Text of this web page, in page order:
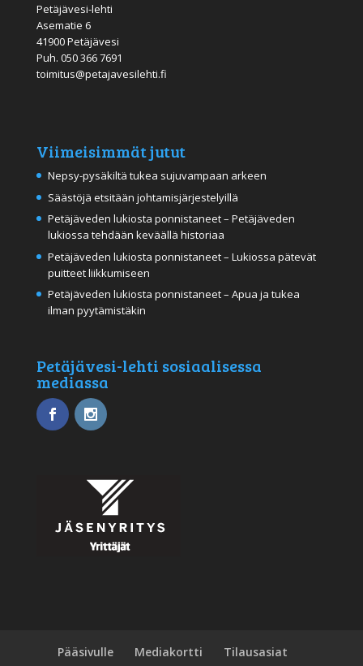
Petäjävesi-lehti
Asematie 6
41900 Petäjävesi
Puh. 050 366 7691
toimitus@petajavesilehti.fi
Viimeisimmät jutut
Nepsy-pysäkiltä tukea sujuvampaan arkeen
Säästöjä etsitään johtamisjärjestelyillä
Petäjäveden lukiosta ponnistaneet – Petäjäveden
lukiossa tehdään keväällä historiaa
Petäjäveden lukiosta ponnistaneet – Lukiossa pätevät
puitteet liikkumiseen
Petäjäveden lukiosta ponnistaneet – Apua ja tukea
ilman pyytämistäkin
Petäjävesi-lehti sosiaalisessa
mediassa
Pääsivulle Mediakortti
Tilausasiat